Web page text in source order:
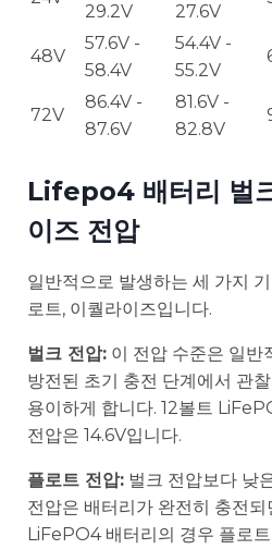
29.2V
27.6V
48V
57.6V -
58.4V
54.4V -
55.2V
72V
86.4V -
87.6V
81.6V -
82.8V
Lifepo4 배터리 벌
이즈 전압
일반적으로 발생하는 세 가지
로트, 이퀄라이즈입니다.
벌크 전압: 이 전압 수준은 일반
방전된 초기 충전 단계에서 관
용이하게 합니다. 12볼트
전압은 14.6V입니다.
플로트 전압: 벌크 전압보다 낮
전압은 배터리가 완전히 충전되
LiFePO4 배터리의 경우 플로